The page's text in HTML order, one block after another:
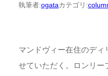
執筆者:ogataカテゴリ:
マンドヴィー在住のディ
せていただく。ロンリー